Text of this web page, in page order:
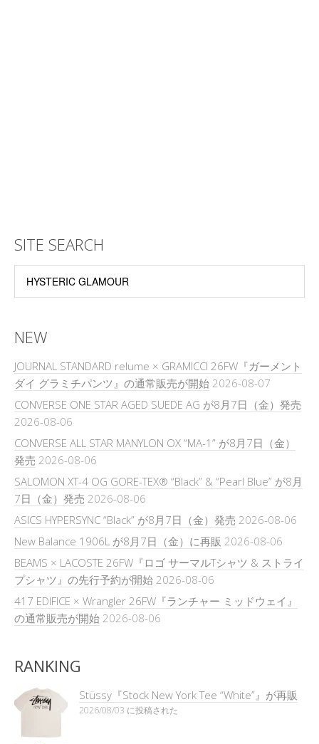
SITE SEARCH
NEW
JOURNAL STANDARD relume × GRAMICCI 26FW『ガーメント
ダイ グラミチパンツ』の通常販売が開始 2026-08-07
CONVERSE ONE STAR AGED SUEDE AG が8月7日（金）発売
2026-08-06
CONVERSE ALL STAR MANYLON OX “MA-1” が8月7日（金）
発売 2026-08-06
SALOMON XT-4 OG GORE-TEX® “Black” & “Pearl Blue” が8月
7日（金）発売 2026-08-06
ASICS HYPERSYNC “Black” が8月7日（金）発売 2026-08-06
New Balance 1906L が8月7日（金）に再販 2026-08-06
BEAMS × LACOSTE 26FW『ロゴ サーマルTシャツ & ストライ
プシャツ』の先行予約が開始 2026-08-06
417 EDIFICE × Wrangler 26FW『ランチャー ミッドウェイ』
の通常販売が開始 2026-08-06
RANKING
Stüssy『Stock New York Tee “White”』が再販
2026/08/03 に投稿された